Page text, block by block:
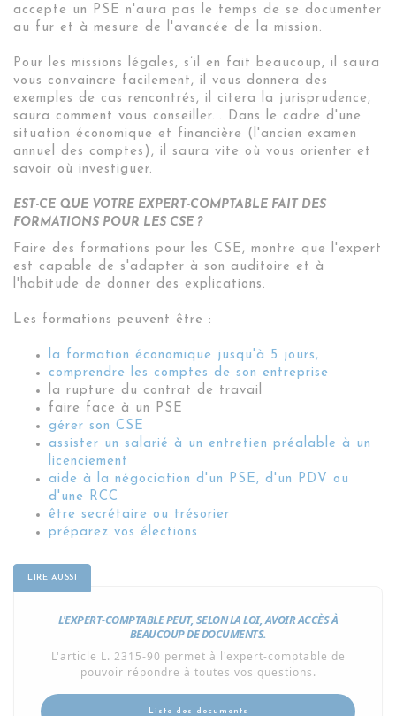
accepte un PSE n'aura pas le temps de se documenter
au fur et à mesure de l'avancée de la mission.
Pour les missions légales, s’il en fait beaucoup, il saura
vous convaincre facilement, il vous donnera des
exemples de cas rencontrés, il citera la jurisprudence,
saura comment vous conseiller... Dans le cadre d'une
situation économique et financière (l'ancien examen
annuel des comptes), il saura vite où vous orienter et
savoir où investiguer.
EST-CE QUE VOTRE EXPERT-COMPTABLE FAIT DES
FORMATIONS POUR LES CSE ?
Faire des formations pour les CSE, montre que l'expert
est capable de s'adapter à son auditoire et à
l'habitude de donner des explications.
Les formations peuvent être :
la formation économique jusqu'à 5 jours,
comprendre les comptes de son entreprise
la rupture du contrat de travail
faire face à un PSE
gérer son CSE
assister un salarié à un entretien préalable à un
licenciement
aide à la négociation d'un PSE, d'un PDV ou
d'une RCC
être secrétaire ou trésorier
préparez vos élections
L'EXPERT-COMPTABLE PEUT, SELON LA LOI, AVOIR ACCÈS À
BEAUCOUP DE DOCUMENTS.
L'article L. 2315-90 permet à l'expert-comptable de
pouvoir répondre à toutes vos questions.
Liste des documents